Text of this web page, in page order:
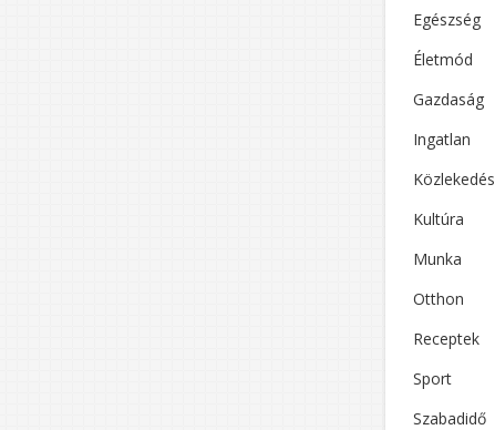
Egészség
Életmód
Gazdaság
Ingatlan
Közlekedés
Kultúra
Munka
Otthon
Receptek
Sport
Szabadidő